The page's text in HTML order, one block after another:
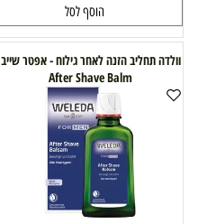
הוסף לסל
וולדה תחליב הזנה לאחר גילוח - אפטר שייב
After Shave Balm